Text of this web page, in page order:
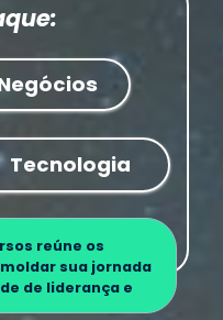
reúne os
sua jornada
de liderança e
Tecnologia